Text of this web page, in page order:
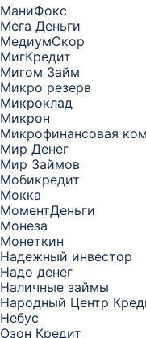
МаниФокс
Мега Деньги
МедиумСкор
МигКредит
Мигом Займ
Микро резерв
Микроклад
Микрон
Микрофинансовая
Мир Денег
Мир Займов
Мобикредит
Мокка
МоментДеньги
Монеза
Монеткин
Надежный инвестор
Надо денег
Наличные займы
Народный Центр
Небус
Озон Кредит